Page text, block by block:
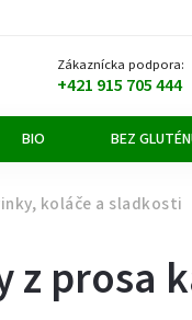
Zákaznícka podpora:
+421 915 705 444
BIO BEZ
koláče a sladkosti
z prosa